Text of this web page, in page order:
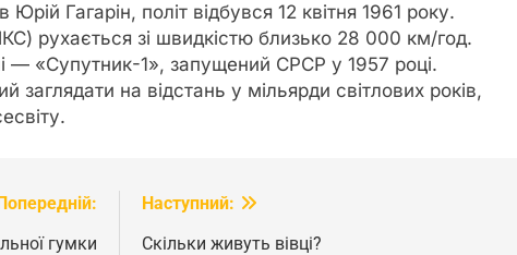
Гагарін, політ відбувся 12 квітня 1961 року.
рухається зі швидкістю близько 28 000 км/год.
— «Супутник-1», запущений СРСР у 1957 році.
на відстань у мільярди світлових років,
гумки
Наступний:
Скільки живуть вівці?